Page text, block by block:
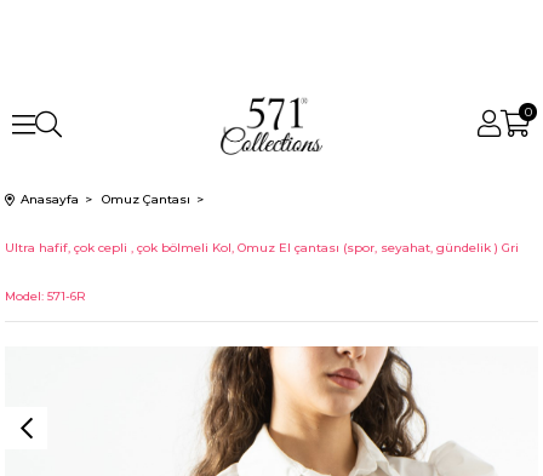
0
Anasayfa Omuz Çantası
Ultra hafif, çok cepli , çok bölmeli Kol, Omuz El çantası (spor, seyahat, gündelik ) Gri
Model: 571-6R